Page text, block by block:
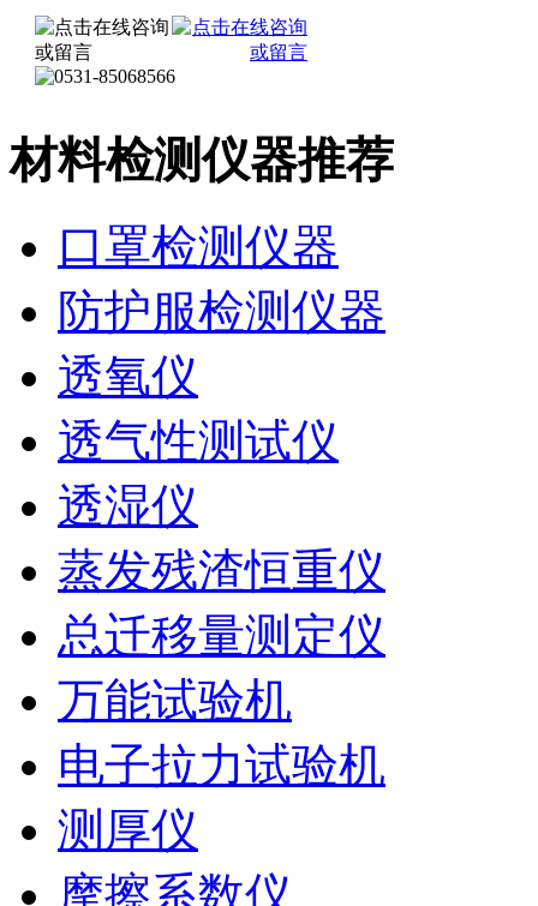
材料检测仪器推荐
口罩检测仪器
防护服检测仪器
透氧仪
透气性测试仪
透湿仪
蒸发残渣恒重仪
总迁移量测定仪
万能试验机
电子拉力试验机
测厚仪
摩擦系数仪